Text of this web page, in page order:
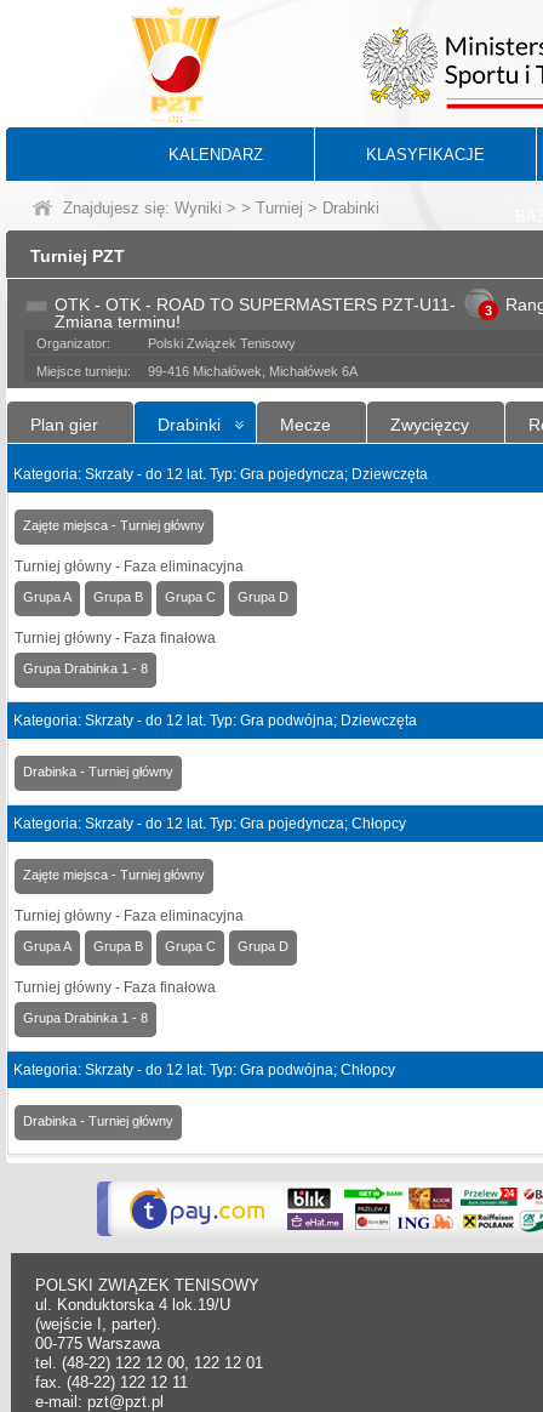
KALENDARZ KLASYFIKACJE
Znajdujesz się: Wyniki > > Turniej > Drabinki
Turniej PZT
OTK - OTK - ROAD TO SUPERMASTERS PZT-U11-
Zmiana terminu!
3
Organizator:
Polski Związek Tenisowy
Miejsce turnieju:
99-416 Michałówek, Michałówek 6A
Plan gier Drabinki Mecze Zwycięzcy
Kategoria: Skrzaty - do 12 lat. Typ: Gra pojedyncza; Dziewczęta
Zajęte miejsca - Turniej główny
Turniej główny - Faza eliminacyjna
Grupa A Grupa B Grupa C Grupa D
Turniej główny - Faza finałowa
Grupa Drabinka 1 - 8
Kategoria: Skrzaty - do 12 lat. Typ: Gra podwójna; Dziewczęta
Drabinka - Turniej główny
Kategoria: Skrzaty - do 12 lat. Typ: Gra pojedyncza; Chłopcy
Zajęte miejsca - Turniej główny
Turniej główny - Faza eliminacyjna
Grupa A Grupa B Grupa C Grupa D
Turniej główny - Faza finałowa
Grupa Drabinka 1 - 8
Kategoria: Skrzaty - do 12 lat. Typ: Gra podwójna; Chłopcy
Drabinka - Turniej główny
POLSKI ZWIĄZEK TENISOWY
ul. Konduktorska 4 lok.19/U
(wejście I, parter).
00-775 Warszawa
tel. (48-22) 122 12 00, 122 12 01
fax. (48-22) 122 12 11
e-mail: pzt@pzt.pl